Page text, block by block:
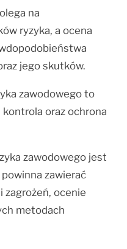
na
ryzyka, a ocena
jego skutków.
zawodowego to
oraz ochrona
zawodowego jest
zawierać
ocenie
metodach